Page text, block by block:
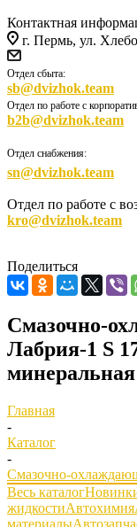
Контактная
г. Пермь, ул.
Отдел сбыта:
sb@dvizhok.team
Отдел по работе с
b2b@dvizhok.team
Отдел снабжения:
sn@dvizhok.team
Отдел по работе с
kro@dvizhok.team
Поделиться
Смазочно-
Лабрия-1 S
Главная
-
Каталог
-
Смазочно-
Весь каталог
жидкостиАвтохимия
материалы